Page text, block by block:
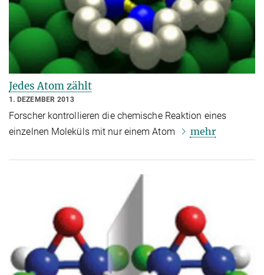
Jedes Atom zählt
1. DEZEMBER 2013
Forscher kontrollieren die chemische Reaktion eines
einzelnen Moleküls mit nur einem Atom
mehr